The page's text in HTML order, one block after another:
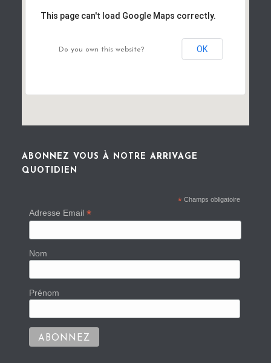
This page can't load Google Maps correctly.
Do you own this website? OK
ABONNEZ VOUS À NOTRE ARRIVAGE
QUOTIDIEN
* Champs obligatoire
Adresse Email *
Nom
Prénom